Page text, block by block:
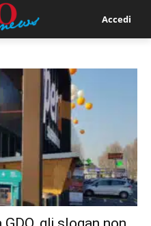
Accedi